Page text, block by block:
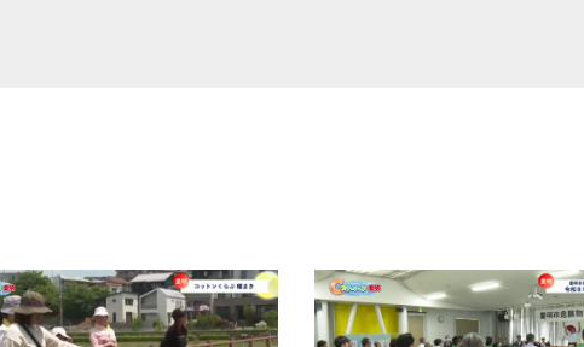
了承の程よろしくお願いいたします。